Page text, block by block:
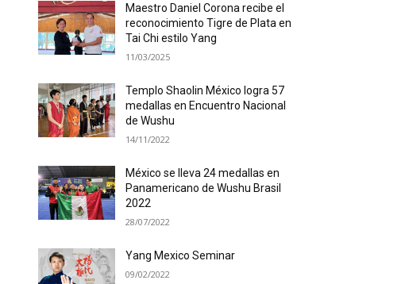
Maestro Daniel Corona recibe el
reconocimiento Tigre de Plata en
Tai Chi estilo Yang
11/03/2025
Templo Shaolin México logra 57
medallas en Encuentro Nacional
de Wushu
14/11/2022
México se lleva 24 medallas en
Panamericano de Wushu Brasil
2022
28/07/2022
Yang Mexico Seminar
09/02/2022